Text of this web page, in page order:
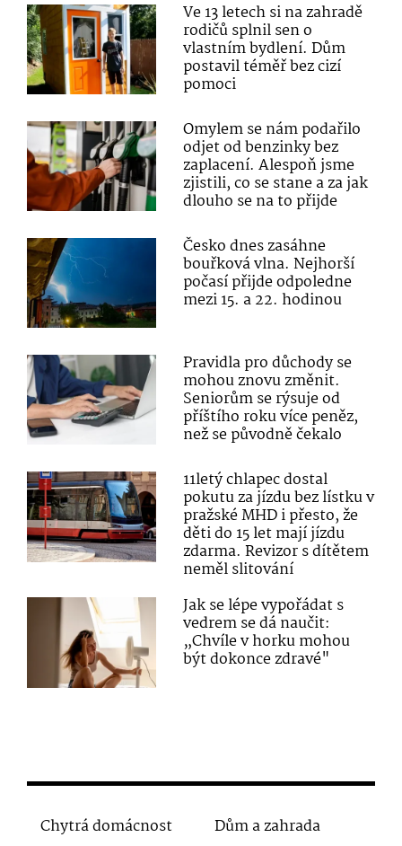
Ve 13 letech si na zahradě
rodičů splnil sen o
vlastním bydlení. Dům
postavil téměř bez cizí
pomoci
Omylem se nám podařilo
odjet od benzinky bez
zaplacení. Alespoň jsme
zjistili, co se stane a za jak
dlouho se na to přijde
Česko dnes zasáhne
bouřková vlna. Nejhorší
počasí přijde odpoledne
mezi 15. a 22. hodinou
Pravidla pro důchody se
mohou znovu změnit.
Seniorům se rýsuje od
příštího roku více peněz,
než se původně čekalo
11letý chlapec dostal
pokutu za jízdu bez lístku v
pražské MHD i přesto, že
děti do 15 let mají jízdu
zdarma. Revizor s dítětem
neměl slitování
Jak se lépe vypořádat s
vedrem se dá naučit:
„Chvíle v horku mohou
být dokonce zdravé"
Chytrá domácnost
Dům a zahrada